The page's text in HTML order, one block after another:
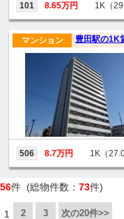
101 8.65万円 1K（
豊田駅の1K
マンション
506 8.7万円 1K（
56件 (総物件数： 73件)
1 2 3 次の20件>>